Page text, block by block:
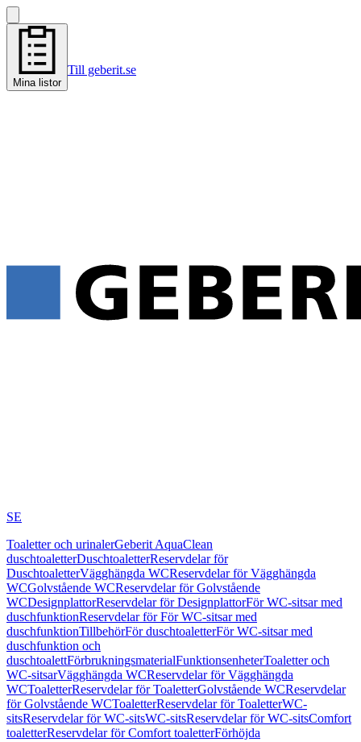
Mina listor
Till geberit.se
SE
Toaletter och urinalerGeberit AquaClean
duschtoaletterDuschtoaletterReservdelar för
DuschtoaletterVägghängda WCReservdelar för Vägghängda
WCGolvstående WCReservdelar för Golvstående
WCDesignplattorReservdelar för DesignplattorFör WC-sitsar med
duschfunktionReservdelar för För WC-sitsar med
duschfunktionTillbehörFör duschtoaletterFör WC-sitsar med
duschfunktion och
duschtoalettFörbrukningsmaterialFunktionsenheterToaletter och
WC-sitsarVägghängda WCReservdelar för Vägghängda
WCToaletterReservdelar för ToaletterGolvstående WCReservdelar
för Golvstående WCToaletterReservdelar för ToaletterWC-
sitsReservdelar för WC-sitsWC-sitsReservdelar för WC-sitsComfort
toaletterReservdelar för Comfort toaletterFörhöjda